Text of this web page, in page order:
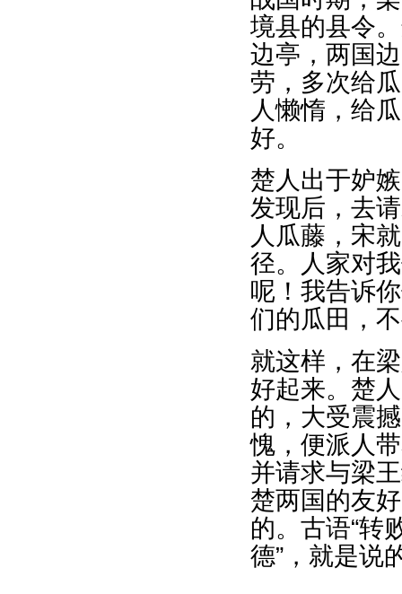
境县的县令
边亭，两国
劳，多次给
人懒惰，给
好。
楚人出于妒
发现后，去
人瓜藤，宋
径。人家对
呢！我告诉
们的瓜田，
就这样，在
好起来。楚
的，大受震
愧，便派人
并请求与梁
楚两国的友
的。古语“转
德”，就是说